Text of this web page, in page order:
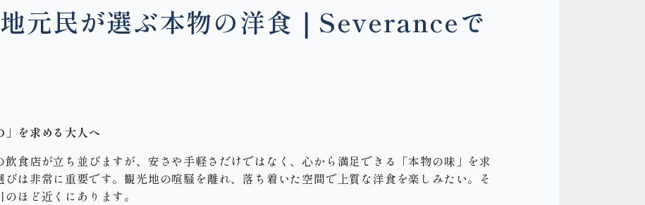
元民が選ぶ本物の洋食｜Severanceで
」を求める大人へ
食店が立ち並びますが、安さや手軽さだけではなく、心から満足できる「本物の味」を求
は非常に重要です。観光地の喧騒を離れ、落ち着いた空間で上質な洋食を楽しみたい。そ
ほど近くにあります。